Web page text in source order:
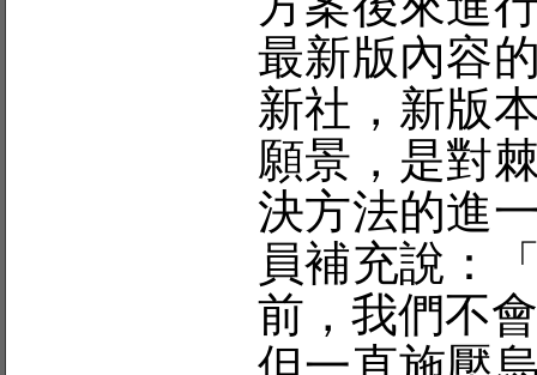
最新版內容
新社，新版
願景，是對
決方法的進
員補充說：
前，我們不